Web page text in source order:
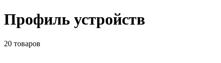
Профиль устройств
20 товаров